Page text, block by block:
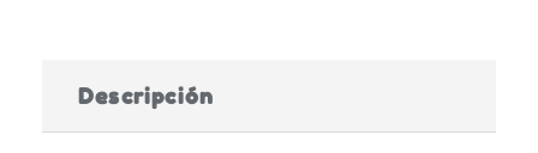
Descripción